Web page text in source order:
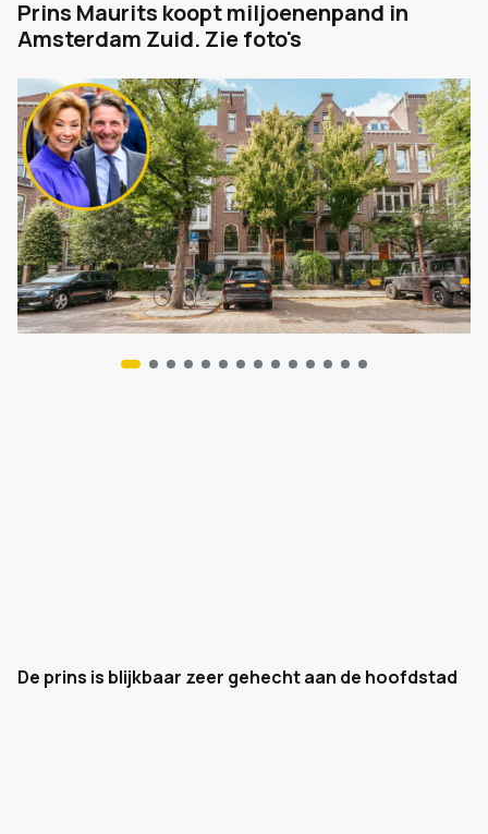
Prins Maurits koopt miljoenenpand in
Amsterdam Zuid. Zie foto's
De prins is blijkbaar zeer gehecht aan de hoofdstad